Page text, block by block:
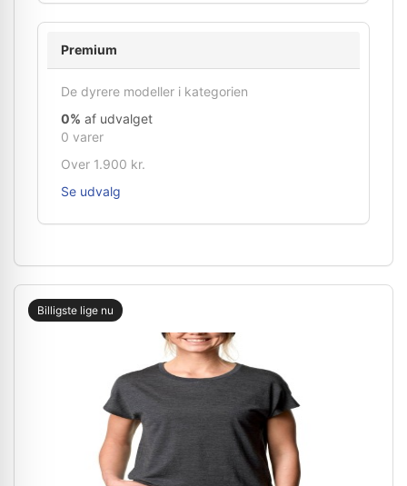
Premium
De dyrere modeller i kategorien
0% af udvalget
0 varer
Over 1.900 kr.
Se udvalg
Billigste lige nu